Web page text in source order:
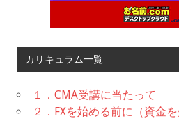
カリキュラム一覧
１．CMA受講に当たって
２．FXを始める前に（資金